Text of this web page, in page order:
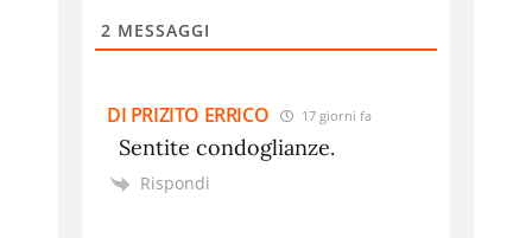
2 MESSAGGI
DI PRIZITO ERRICO 17 giorni fa
Sentite condoglianze.
Rispondi